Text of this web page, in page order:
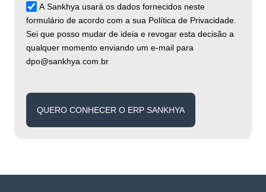
A Sankhya usará os dados fornecidos neste
formulário de acordo com a sua Política de Privacidade.
Sei que posso mudar de ideia e revogar esta decisão a
qualquer momento enviando um e-mail para
dpo@sankhya.com.br
QUERO CONHECER O ERP SANKHYA